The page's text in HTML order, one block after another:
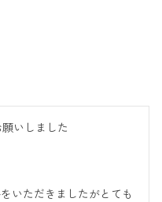
いしました
いただきましたがとても